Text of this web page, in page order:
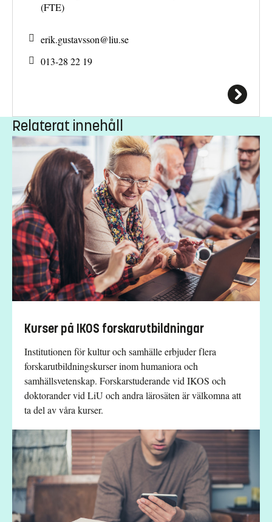
(FTE)
erik.gustavsson@liu.se
013-28 22 19
Relaterat innehåll
Kurser på IKOS forskarutbildningar
Institutionen för kultur och samhälle erbjuder flera
forskarutbildningskurser inom humaniora och
samhällsvetenskap. Forskarstuderande vid IKOS och
doktorander vid LiU och andra lärosäten är välkomna att
ta del av våra kurser.